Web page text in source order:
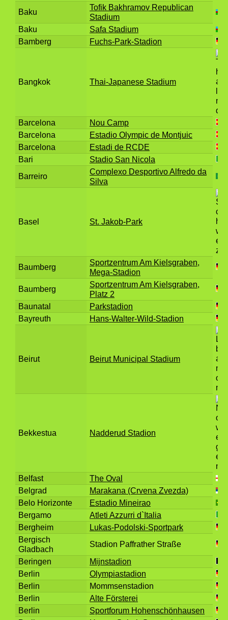
Baku
Tofik Bakhramov Republican
Stadium
Baku
Safa Stadium
Bamberg
Fuchs-Park-Stadion
Bangkok Thai-Japanese Stadium
Barcelona
Nou Camp
Barcelona
Estadio Olympic de Montjuic
Barcelona
Estadi de RCDE
Bari
Stadio San Nicola
Barreiro
Complexo Desportivo Alfredo da
Silva
Basel St. Jakob-Park
Baumberg
Sportzentrum Am Kielsgraben,
Mega-Stadion
Baumberg
Sportzentrum Am Kielsgraben,
Platz 2
Baunatal
Parkstadion
Bayreuth
Hans-Walter-Wild-Stadion
Beirut Beirut Municipal Stadium
Bekkestua Nadderud Stadion
Belfast
The Oval
Belgrad
Marakana (Crvena Zvezda)
Belo Horizonte
Estadio Mineirao
Bergamo
Atleti Azzurri d`Italia
Bergheim
Lukas-Podolski-Sportpark
Bergisch
Gladbach
Stadion Paffrather Straße
Beringen
Mijnstadion
Berlin
Olympiastadion
Berlin
Mommsenstadion
Berlin
Alte Försterei
Berlin
Sportforum Hohenschönhausen